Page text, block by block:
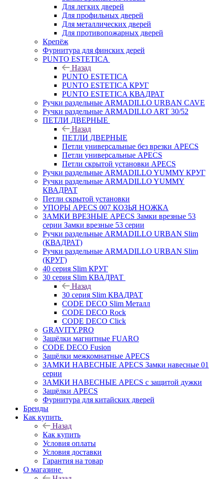
Для легких дверей
Для профильных дверей
Для металлических дверей
Для противопожарных дверей
Крепёж
Фурнитура для финских дерей
PUNTO ESTETICA
Назад
PUNTO ESTETICA
PUNTO ESTETICA КРУГ
PUNTO ESTETICA КВАДРАТ
Ручки раздельные ARMADILLO URBAN CAVE
Ручки раздельные ARMADILLO ART 30/52
ПЕТЛИ ДВЕРНЫЕ
Назад
ПЕТЛИ ДВЕРНЫЕ
Петли универсальные без врезки APECS
Петли универсальные APECS
Петли скрытой установки APECS
Ручки раздельные ARMADILLO YUMMY КРУГ
Ручки раздельные ARMADILLO YUMMY
КВАДРАТ
Петли скрытой установки
УПОРЫ APECS 007 КОЗЬЯ НОЖКА
ЗАМКИ ВРЕЗНЫЕ APECS Замки врезные 53
серии Замки врезные 53 серии
Ручки раздельные ARMADILLO URBAN Slim
(КВАДРАТ)
Ручки раздельные ARMADILLO URBAN Slim
(КРУГ)
40 серия Slim КРУГ
30 серия Slim КВАДРАТ
Назад
30 серия Slim КВАДРАТ
CODE DECO Slim Металл
CODE DECO Rock
CODE DECO Click
GRAVITY.PRO
Защёлки магнитные FUARO
CODE DECO Fusion
Защёлки межкомнатные APECS
ЗАМКИ НАВЕСНЫЕ APECS Замки навесные 01
серии
ЗАМКИ НАВЕСНЫЕ APECS с защитой дужки
Защёлки APECS
Фурнитура для китайских дверей
Бренды
Как купить
Назад
Как купить
Условия оплаты
Условия доставки
Гарантия на товар
О магазине